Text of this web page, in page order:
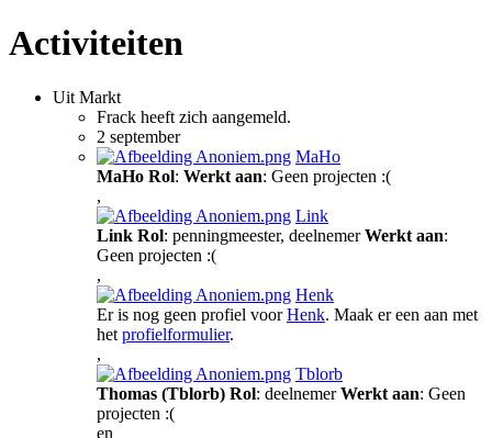
Activiteiten
Uit Markt
Frack heeft zich aangemeld.
2 september
MaHo
MaHo Rol: Werkt aan: Geen projecten :(
,
Link
Link Rol: penningmeester, deelnemerWerkt aan:
Geen projecten :(
,
Henk
Er is nog geen profiel voorHenk. Maak er een aan met
het profielformulier.
,
Tblorb
Thomas (Tblorb) Rol: deelnemerWerkt aan: Geen
projecten :(
en